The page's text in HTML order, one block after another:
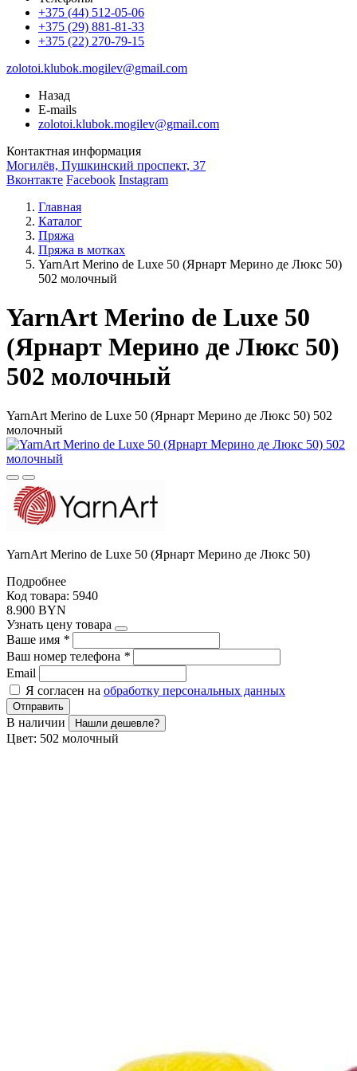
+375 (44) 512-05-06
+375 (29) 881-81-33
+375 (22) 270-79-15
zolotoi.klubok.mogilev@gmail.com
Назад
E-mails
zolotoi.klubok.mogilev@gmail.com
Контактная информация
Могилёв, Пушкинский проспект, 37
Вконтакте Facebook Instagram
Главная
Каталог
Пряжа
Пряжа в мотках
YarnArt Merino de Luxe 50 (Ярнарт Мерино де Люкс 50)
502 молочный
YarnArt Merino de Luxe 50
(Ярнарт Мерино де Люкс 50)
502 молочный
YarnArt Merino de Luxe 50 (Ярнарт Мерино де Люкс 50) 502
молочный
YarnArt Merino de Luxe 50 (Ярнарт Мерино де Люкс 50)
Подробнее
Код товара: 5940
8.900 BYN
Узнать цену товара
Ваше имя *
Ваш номер телефона *
Email
Я согласен на обработку персональных данных
Отправить
В наличии Нашли дешевле?
Цвет: 502 молочный